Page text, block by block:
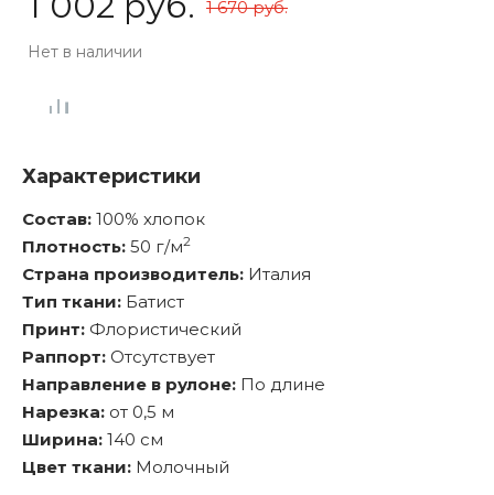
1 670 руб.
Нет в наличии
Характеристики
Состав: 100% хлопок
Плотность: 50 г/м2
Страна производитель: Италия
Тип ткани: Батист
Принт: Флористический
Раппорт: Отсутствует
Направление в рулоне: По длине
Нарезка: от 0,5 м
Ширина: 140 см
Цвет ткани: Молочный